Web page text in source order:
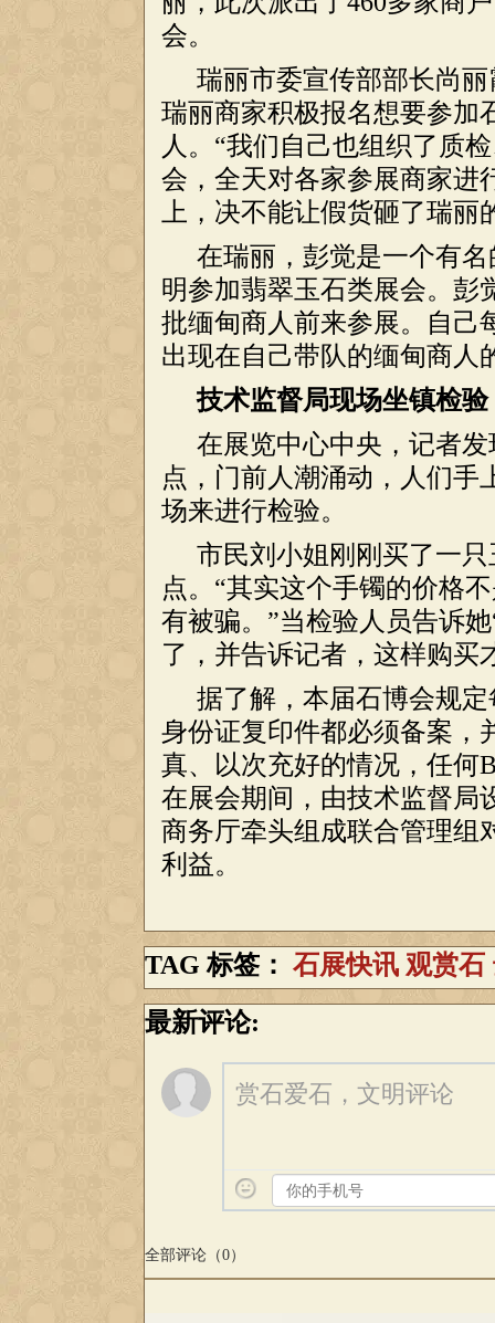
会。
瑞丽市委宣传部部长尚
瑞丽商家积极报名想要参加
人。“我们自己也组织了质
会，全天对各家参展商家进
上，决不能让假货砸了瑞
在瑞丽，彭觉是一个有
明参加翡翠玉石类展会。彭
批缅甸商人前来参展。自己
出现在自己带队的缅甸商人
技术监督局现场坐镇检验
在展览中心中央，记者
点，门前人潮涌动，人们手
场来进行检验。
市民刘小姐刚刚买了一
点。“其实这个手镯的价格
有被骗。”当检验人员告诉
了，并告诉记者，这样购买
据了解，本届石博会规
身份证复印件都必须备案，
真、以次充好的情况，任何
在展会期间，由技术监督局
商务厅牵头组成联合管理组
利益。
TAG 标签： 石展快讯 观赏石
最新评论:
赏石爱石，文明评论
全部评论（0）